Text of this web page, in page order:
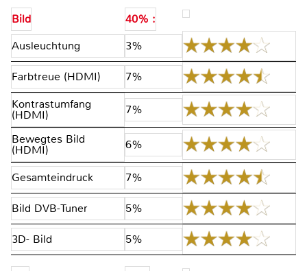
Bild
40% :
Ausleuchtung
3%
Farbtreue (HDMI)
7%
Kontrastumfang
(HDMI) 7%
Bewegtes Bild
(HDMI) 6%
Gesamteindruck 7%
Bild DVB-Tuner 5%
3D- Bild 5%